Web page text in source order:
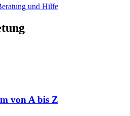
von A bis Z